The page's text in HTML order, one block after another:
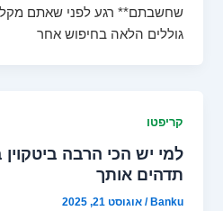
גוללים הלאה בחיפוש אחר
קריפטו
למי יש הכי הרבה
תדהים אותך
Banku
/אוגוסט 21, 2025